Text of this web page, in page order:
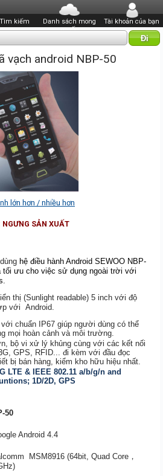
Tìm kiếm
Danh sách mong
muốn
Tài khoản của bạn
vạch android NBP-50
lớn hơn / nhiều hơn
NGƯNG SẢN XUẤT
hệ điều hành Android SEWOO NBP-
tối ưu cho việc sử dụng ngoài trời với
thị (Sunlight readable) 5 inch với độ
với Android.
chuẩn IP67 giúp người dùng có thể
mọi hoàn cảnh và môi trường.
bộ vi xử lý khủng cùng với các kết nối
GPS, RFID... đi kèm với đầu đọc
bị bán hàng, kiểm kho hữu hiệu nhất.
LTE & IEEE 802.11 a/b/g/n and
1D/2D, GPS
50
Android 4.4
MSM8916 (64bit, Quad Core，